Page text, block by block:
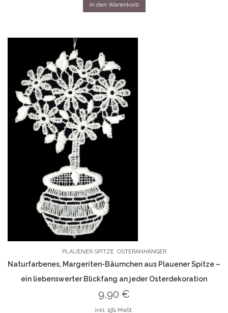
In den Warenkorb
PLAUENER SPITZE OSTERANHÄNGER
Naturfarbenes, Margeriten-Bäumchen aus Plauener Spitze –
ein liebenswerter Blickfang an jeder Osterdekoration
9,90 €
inkl. 19% MwSt.